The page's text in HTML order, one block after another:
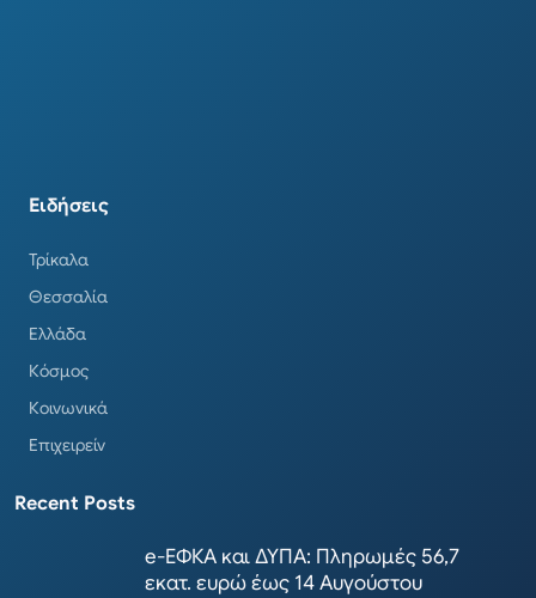
Ειδήσεις
Τρίκαλα
Θεσσαλία
Ελλάδα
Κόσμος
Κοινωνικά
Επιχειρείν
Recent Posts
e-ΕΦΚΑ και ΔΥΠΑ: Πληρωμές 56,7
εκατ. ευρώ έως 14 Αυγούστου